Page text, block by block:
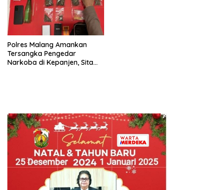
Polres Malang Amankan
Tersangka Pengedar
Narkoba di Kepanjen, Sita